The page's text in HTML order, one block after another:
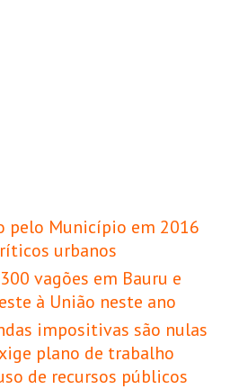
pelo Município em 2016
urbanos
vagões em Bauru e
à União neste ano
impositivas são nulas
plano de trabalho
de recursos públicos